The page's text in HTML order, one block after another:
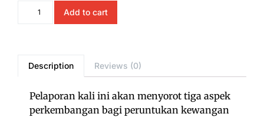
Add to cart
Description Reviews (0)
Pelaporan kali ini akan menyorot tiga aspek
perkembangan bagi peruntukan kewangan